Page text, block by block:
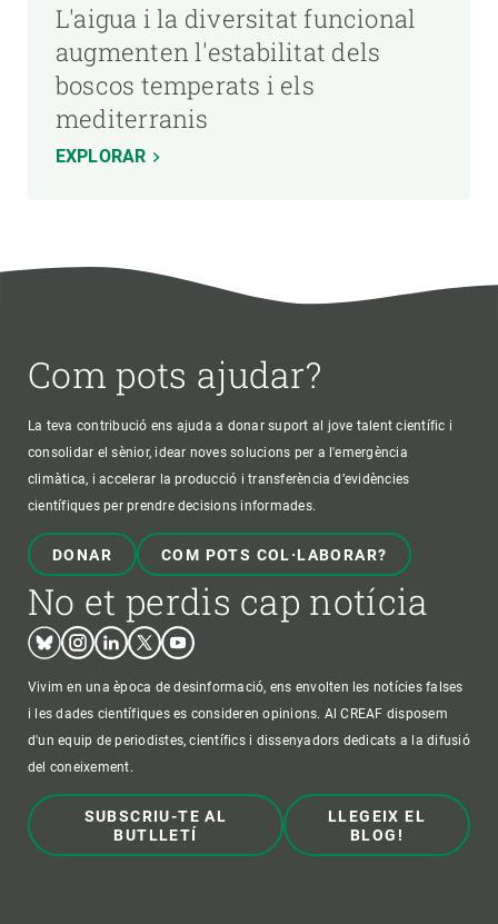
L'aigua i la diversitat funcional
augmenten l'estabilitat dels
boscos temperats i els
mediterranis
EXPLORAR
Com pots ajudar?
La teva contribució ens ajuda a donar suport al jove talent científic i
consolidar el sènior, idear noves solucions per a l'emergència
climàtica, i accelerar la producció i transferència d’evidències
científiques per prendre decisions informades.
DONAR COM POTS COL·LABORAR?
No et perdis cap notícia
BlueskyInstagram
LinkedinTwitterYoutube
Vivim en una època de desinformació, ens envolten les notícies falses
i les dades científiques es consideren opinions. Al CREAF disposem
d'un equip de periodistes, científics i dissenyadors dedicats a la difusió
del coneixement.
SUBSCRIU-TE AL
BUTLLETÍ
LLEGEIX EL
BLOG!